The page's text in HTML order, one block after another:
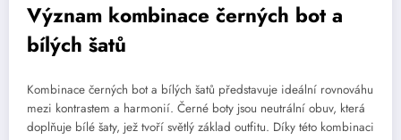
Význam kombinace černých bot a
bílých šatů
Kombinace černých bot a bílých šatů představuje ideální rovnováhu
mezi kontrastem a harmonií. Černé boty jsou neutrální obuv, která
doplňuje bílé šaty, jež tvoří světlý základ outfitu. Díky této kombinaci